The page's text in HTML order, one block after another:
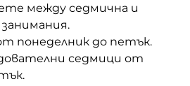
между седмична и
понеделник до петък.
седмици от